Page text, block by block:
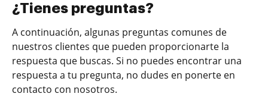
¿Tienes preguntas?
A continuación, algunas preguntas comunes de
nuestros clientes que pueden proporcionarte la
respuesta que buscas. Si no puedes encontrar una
respuesta a tu pregunta, no dudes en ponerte en
contacto con nosotros.